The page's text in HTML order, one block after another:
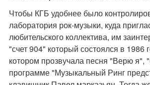
Чтобы КГБ удобнее было
лаборатория рок-музыки, куда
любительского коллектива, им
"счет 904" который состоялся в 1986
котором прозвучала песня "Верю я",
программе "Музыкальный Ринг